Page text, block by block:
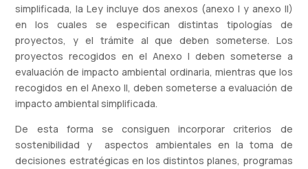
simplificada, la Ley incluye dos anexos (anexo I y anexo II)
en los cuales se especifican distintas tipologías de
proyectos, y el trámite al que deben someterse. Los
proyectos recogidos en el Anexo I deben someterse a
evaluación de impacto ambiental ordinaria, mientras que los
recogidos en el Anexo II, deben someterse a evaluación de
impacto ambiental simplificada.
De esta forma se consiguen incorporar criterios de
sostenibilidad y aspectos ambientales en la toma de
decisiones estratégicas en los distintos planes, programas